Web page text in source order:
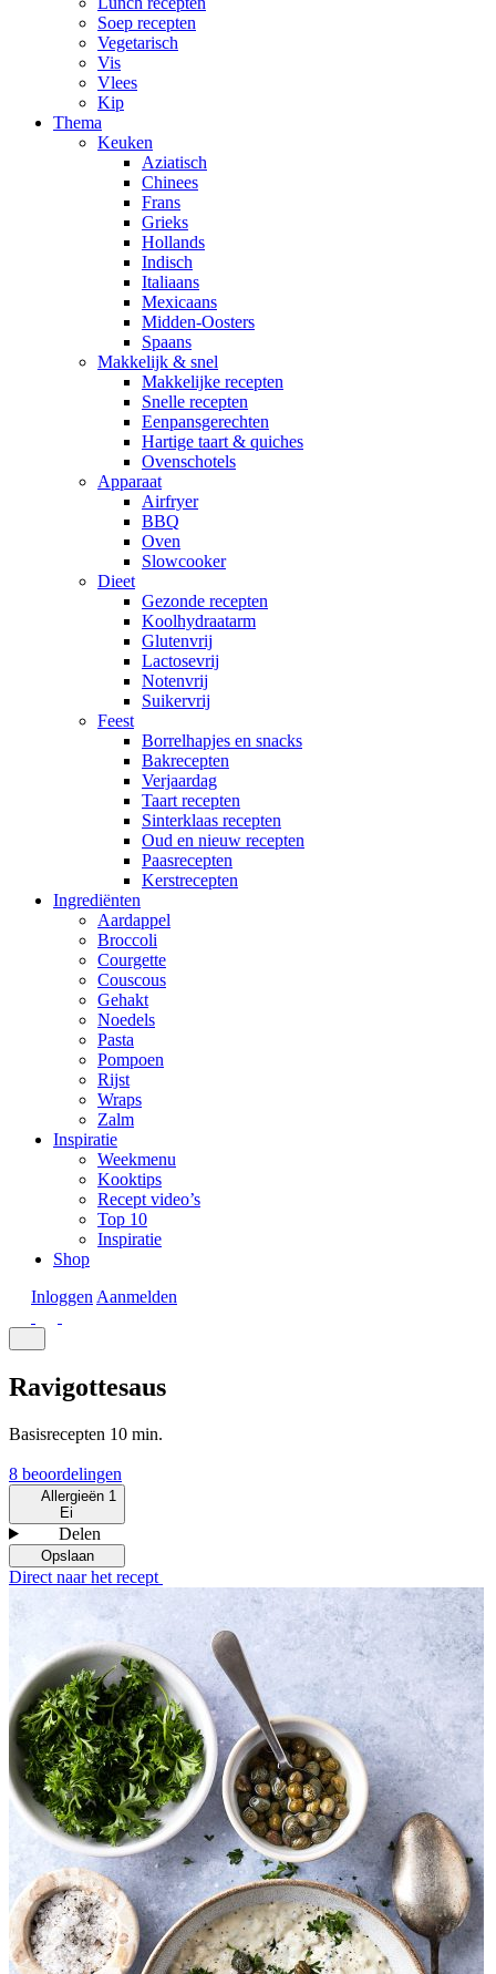
Soep recepten
Vegetarisch
Vis
Vlees
Kip
Thema
Keuken
Aziatisch
Chinees
Frans
Grieks
Hollands
Indisch
Italiaans
Mexicaans
Midden-Oosters
Spaans
Makkelijk & snel
Makkelijke recepten
Snelle recepten
Eenpansgerechten
Hartige taart & quiches
Ovenschotels
Apparaat
Airfryer
BBQ
Oven
Slowcooker
Dieet
Gezonde recepten
Koolhydraatarm
Glutenvrij
Lactosevrij
Notenvrij
Suikervrij
Feest
Borrelhapjes en snacks
Bakrecepten
Verjaardag
Taart recepten
Sinterklaas recepten
Oud en nieuw recepten
Paasrecepten
Kerstrecepten
Ingrediënten
Aardappel
Broccoli
Courgette
Couscous
Gehakt
Noedels
Pasta
Pompoen
Rijst
Wraps
Zalm
Inspiratie
Weekmenu
Kooktips
Recept video’s
Top 10
Inspiratie
Shop
Inloggen Aanmelden
Ravigottesaus
Basisrecepten 10 min.
8 beoordelingen
Allergieën 1
Ei
Delen
Opslaan
Direct naar het recept